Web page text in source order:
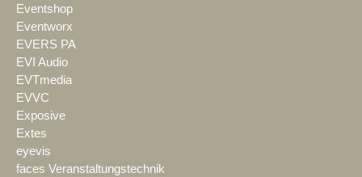
Eventshop
Eventworx
EVERS PA
EVI Audio
EVTmedia
EVVC
Exposive
Extes
eyevis
faces Veranstaltungstechnik